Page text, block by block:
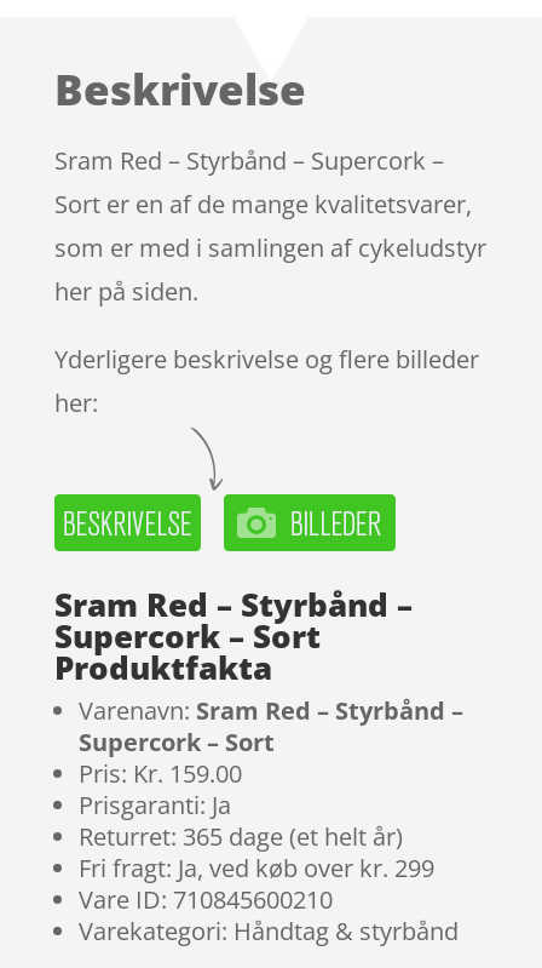
på
mmelser
Beskrivelse
Sram Red – Styrbånd – Supercork –
Sort er en af de mange kvalitetsvarer,
som er med i samlingen af cykeludstyr
her på siden.
Yderligere beskrivelse og flere billeder
her:
Sram Red – Styrbånd –
Supercork – Sort
Produktfakta
Varenavn: Sram Red – Styrbånd –
Supercork – Sort
Pris: Kr. 159.00
Prisgaranti: Ja
Returret: 365 dage (et helt år)
Fri fragt: Ja, ved køb over kr. 299
Vare ID: 710845600210
Varekategori: Håndtag & styrbånd